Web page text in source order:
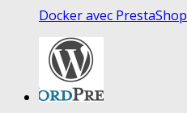
Docker avec PrestaShop